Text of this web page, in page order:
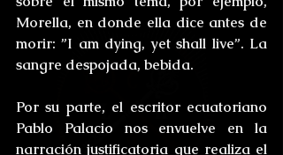
Morella, en donde ella dice antes de
morir: ”I am dying, yet shall live”. La
sangre despojada, bebida.
Por su parte, el escritor ecuatoriano
Pablo Palacio nos envuelve en la
narración justificatoria que realiza el